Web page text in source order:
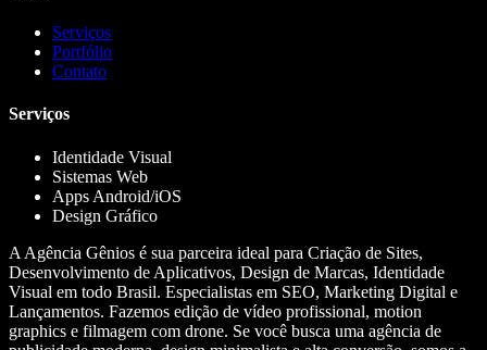
Serviços
Portfólio
Contato
Serviços
Identidade Visual
Sistemas Web
Apps Android/iOS
Design Gráfico
A Agência Gênios é sua parceira ideal para Criação de Sites,
Desenvolvimento de Aplicativos, Design de Marcas, Identidade
Visual em todo Brasil. Especialistas em SEO, Marketing Digital e
Lançamentos. Fazemos edição de vídeo profissional, motion
graphics e filmagem com drone. Se você busca uma agência de